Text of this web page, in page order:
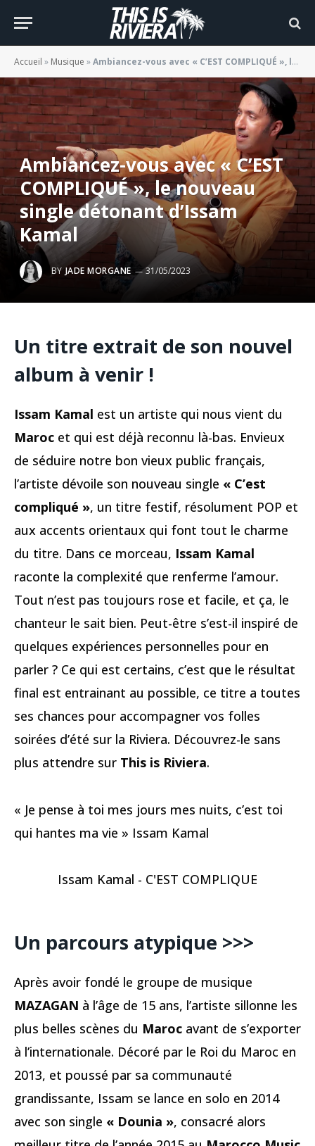
Accueil » Musique »Ambiancez-vous avec « C’EST COMPLIQUÉ », le nouveau single détonant d’Issam Kamal
Ambiancez-vous avec « C’EST
COMPLIQUÉ », le nouveau
single détonant d’Issam
Kamal
BY JADE MORGANE 31/05/2023
Un titre extrait de son nouvel
album à venir !
Issam Kamal est un artiste qui nous vient du
Maroc et qui est déjà reconnu là-bas. Envieux
de séduire notre bon vieux public français,
l’artiste dévoile son nouveau single « C’est
compliqué », un titre festif, résolument POP et
aux accents orientaux qui font tout le charme
du titre. Dans ce morceau, Issam Kamal
raconte la complexité que renferme l’amour.
Tout n’est pas toujours rose et facile, et ça, le
chanteur le sait bien. Peut-être s’est-il inspiré de
quelques expériences personnelles pour en
parler ? Ce qui est certains, c’est que le résultat
final est entrainant au possible, ce titre a toutes
ses chances pour accompagner vos folles
soirées d’été sur la Riviera. Découvrez-le sans
plus attendre sur This is Riviera.
« Je pense à toi mes jours mes nuits, c’est toi
qui hantes ma vie » Issam Kamal
Issam Kamal - C'EST COMPLIQUE
Un parcours atypique >>>
Après avoir fondé le groupe de musique
MAZAGAN à l’âge de 15 ans, l’artiste sillonne les
plus belles scènes du Maroc avant de s’exporter
à l’internationale. Décoré par le Roi du Maroc en
2013, et poussé par sa communauté
grandissante, Issam se lance en solo en 2014
avec son single « Dounia », consacré alors